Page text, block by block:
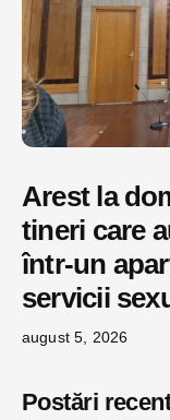
Arest la
tineri care
într-un
servicii
august 5, 2026
Postări